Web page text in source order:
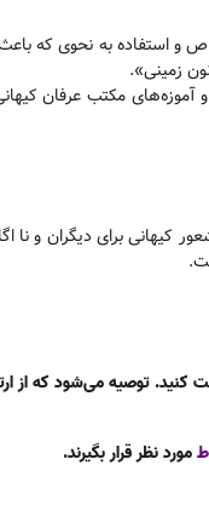
استفاده به نحوی که
زمینی».
مکتب عرفان
کیهانی برای دیگران و نا
.
توصیه می‌شود که از
مورد نظر قرار بگیرند.